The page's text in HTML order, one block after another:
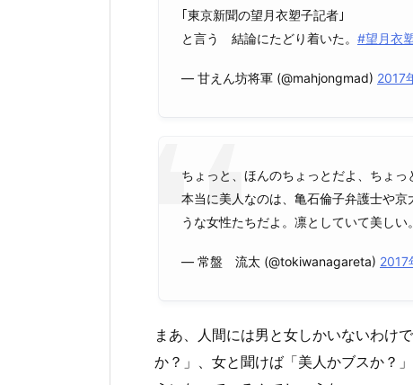
｢東京新聞の望月衣塑子記者｣
と言う 結論にたどり着いた。 #望月衣
— 甘えん坊将軍 (@mahjongmad) 2017
ちょっと、ほんのちょっとだよ、ちょっ
本当に美人なのは、亀石倫子弁護士や
うな女性たちだよ。凛としていて美し
— 常盤 流太 (@tokiwanagareta) 2017
まあ、人間には男と女しかいないわけ
か？」、女と聞けば「美人かブスか？